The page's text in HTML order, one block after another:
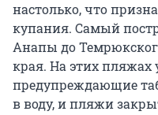
настолько, что
купания. Самый
Анапы до
края. На этих пляжах
предупреждающие
в воду, и пляжи